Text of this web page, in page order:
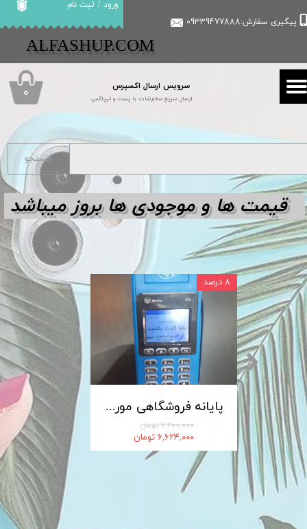
سرویس ارسال اکسپرس
ارسال سریع سفارشات با پست و تیپاکس
پیگیری سفارش:09339477888
ورود / ثبت نام
حساب کاربری من
تغییر گذر واژه
سفارشات
​​ALFASHUP.COM
۰
پایانه فروشگاهی مورفان MoreFun مدل H9
۷,۲۰۰,۰۰۰ تومان
۶,۶۲۴,۰۰۰ تومان
۸ درصد
کابل شارژ MICRO-USB اندروید LDNIO الدینیو مدل XS-07 متراژ 1 متر
جستجو
قیمت ها و موجودی ها بروز میباشد